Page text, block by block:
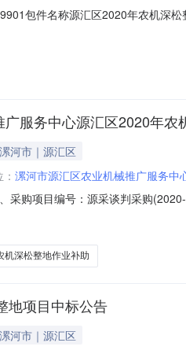
包件名称源汇区2020年农机深
服务中心源汇区2020年农
河市｜源汇区
漯河市源汇区农业机械推广服务中
采购项目编号：源采谈判采购
围服务要求服务时间服务标准1源
机深松整地作业补助
地项目中标公告
河市｜源汇区